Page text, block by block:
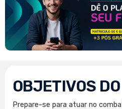
OBJETIVOS
Prepare-se para atuar no